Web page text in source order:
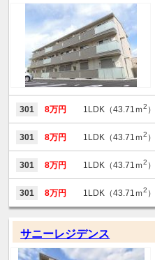
301 8万円 1LDK（43.71ｍ2 ）
301 8万円 1LDK（43.71ｍ2 ）
301 8万円 1LDK（43.71ｍ2 ）
301 8万円 1LDK（43.71ｍ2 ）
サニーレジデンス